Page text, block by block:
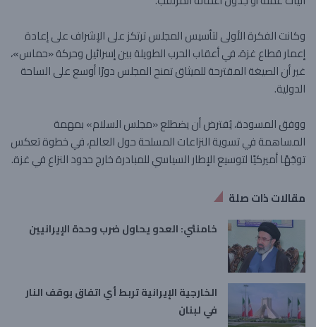
وكانت الفكرة الأولى لتأسيس المجلس ترتكز على الإشراف على إعادة
إعمار قطاع غزة، في أعقاب الحرب الطويلة بين إسرائيل وحركة «حماس»،
غير أن الصيغة المقترحة للميثاق تمنح المجلس دورًا أوسع على الساحة
الدولية.
ووفق المسودة، يُفترض أن يضطلع «مجلس السلام» بمهمة
المساهمة في تسوية النزاعات المسلحة حول العالم، في خطوة تعكس
توجّهًا أميركيًا لتوسيع الإطار السياسي للمبادرة خارج حدود النزاع في غزة.
مقالات ذات صلة
خامنئي: العدو يحاول ضرب وحدة الإيرانيين
الخارجية الإيرانية تربط أي اتفاق بوقف النار
في لبنان